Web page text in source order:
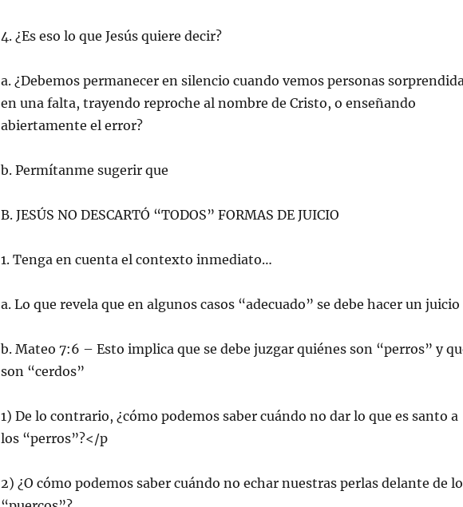
4. ¿Es eso lo que Jesús quiere decir?
a. ¿Debemos permanecer en silencio cuando vemos personas
en una falta, trayendo reproche al nombre de Cristo, o enseñando
abiertamente el error?
b. Permítanme sugerir que
B. JESÚS NO DESCARTÓ “TODOS” FORMAS DE JUICIO
1. Tenga en cuenta el contexto inmediato…
a. Lo que revela que en algunos casos “adecuado” se debe hacer un juicio
b. Mateo 7:6 – Esto implica que se debe juzgar quiénes son “perros” y
son “cerdos”
1) De lo contrario, ¿cómo podemos saber cuándo no dar lo que es santo a
los “perros”?</p
2) ¿O cómo podemos saber cuándo no echar nuestras perlas delante de